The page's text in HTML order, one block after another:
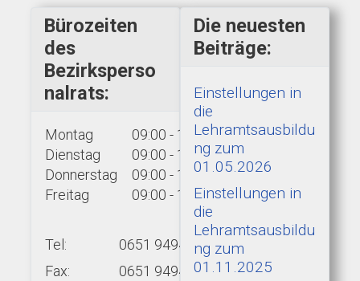
Bürozeiten
des
Bezirksperso
nalrats:
Montag
09:00 - 15:00 Uhr
Dienstag
09:00 - 15:00 Uhr
Donnerstag
09:00 - 15:00 Uhr
Freitag
09:00 - 13:00 Uhr
Tel:
0651 9494-439
Fax:
0651 9494-422
Die neuesten
Beiträge:
Einstellungen in
die
Lehramtsausbildu
ng zum
01.05.2026
Einstellungen in
die
Lehramtsausbildu
ng zum
01.11.2025